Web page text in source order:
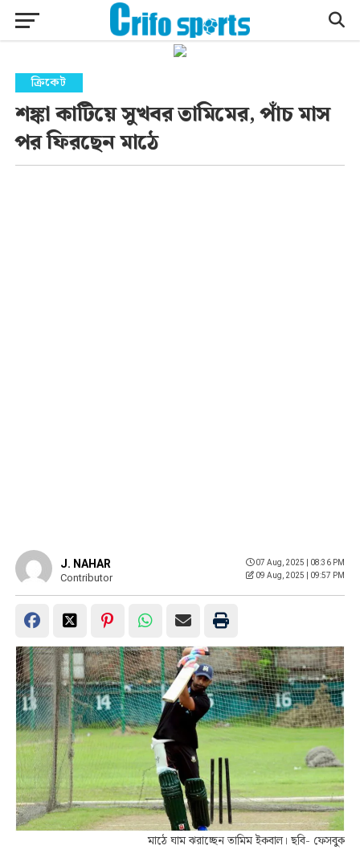
ক্রিকেট
শঙ্কা কাটিয়ে সুখবর তামিমের, পাঁচ মাস
পর ফিরছেন মাঠে
J. NAHAR
Contributor
07 Aug, 2025 | 08:36 PM
09 Aug, 2025 | 09:57 PM
মাঠে ঘাম ঝরাচ্ছেন তামিম ইকবাল। ছবি- ফেসবুক